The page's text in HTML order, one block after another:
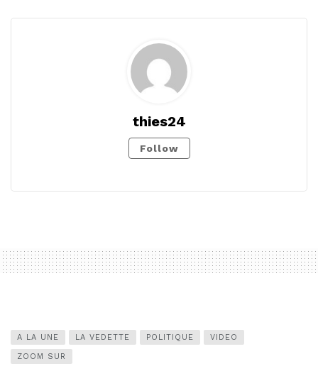
thies24
Follow
A LA UNE LA VEDETTE POLITIQUE VIDEO
ZOOM SUR